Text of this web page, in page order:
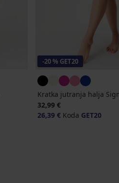
-20 % GET20
Kratka jutranja halja
32,99 €
26,39 €Koda GET20